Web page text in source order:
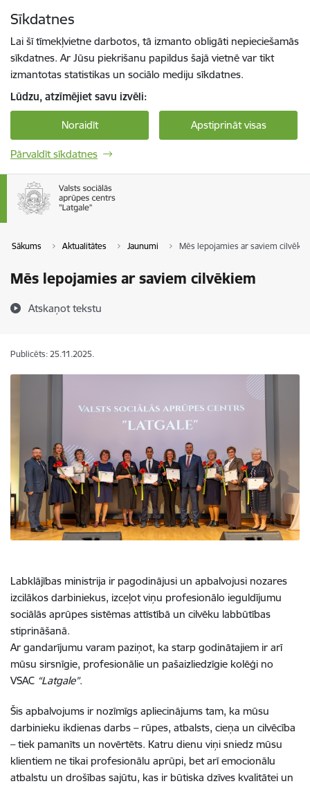
Sīkdatnes
Lai šī tīmekļvietne darbotos, tā izmanto obligāti nepieciešamās
sīkdatnes. Ar Jūsu piekrišanu papildus šajā vietnē var tikt
izmantotas statistikas un sociālo mediju sīkdatnes.
Lūdzu, atzīmējiet savu izvēli:
Noraidīt Apstiprināt visas
Pārvaldīt sīkdatnes
Sākums Aktualitātes Jaunumi Mēs lepojamies ar saviem
Mēs lepojamies ar saviem cilvēkiem
Atskaņot tekstu
Publicēts: 25.11.2025.
Labklājības ministrija ir pagodinājusi un apbalvojusi nozares
izcilākos darbiniekus, izceļot viņu profesionālo ieguldījumu
sociālās aprūpes sistēmas attīstībā un cilvēku labbūtības
stiprināšanā.
Ar gandarījumu varam paziņot, ka starp godinātajiem ir arī
mūsu sirsnīgie, profesionālie un pašaizliedzīgie kolēģi no
VSAC “Latgale”.
Šis apbalvojums ir nozīmīgs apliecinājums tam, ka mūsu
darbinieku ikdienas darbs – rūpes, atbalsts, cieņa un cilvēcība
– tiek pamanīts un novērtēts. Katru dienu viņi sniedz mūsu
klientiem ne tikai profesionālu aprūpi, bet arī emocionālu
atbalstu un drošības sajūtu, kas ir būtiska dzīves kvalitātei un